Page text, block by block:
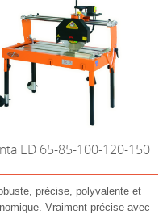
ED 65-85-100-120-150
précise, polyvalente et
Vraiment précise avec